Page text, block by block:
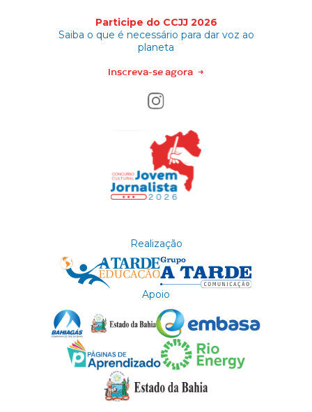
Participe do CCJJ 2026
Saiba o que é necessário para dar voz ao
planeta
Inscreva-se agora →
Realização
Apoio